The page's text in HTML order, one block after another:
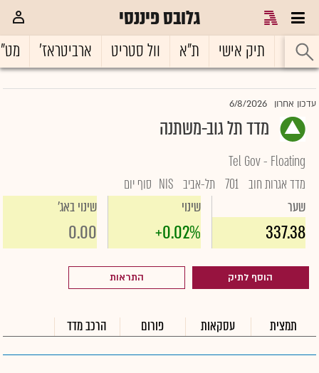
גלובס פיננסי
ראשי תיק אישי ת"א וול סטריט ארביטראז'
עדכון אחרון 6/8/2026
מדד תל גוב-משתנה
Tel Gov - Floating
מדד אגרות חוב 701 תל-אביב NIS סוף יום
שער
337.38
שינוי
+0.02%
שינוי באג'
0.00
הוסף לתיק התראות
תמצית עסקאות פורום הרכב מדד